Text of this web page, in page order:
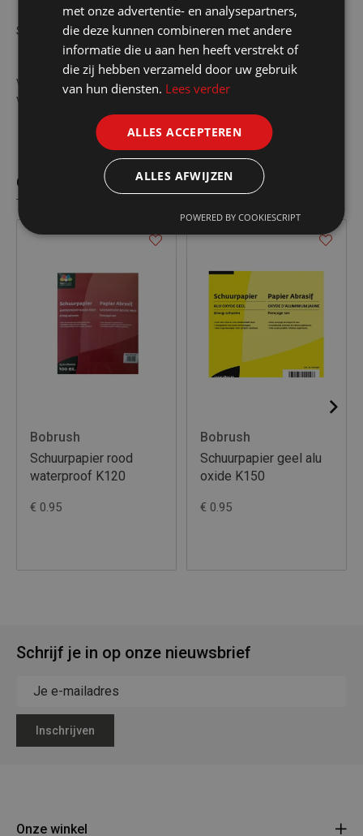
Schuurpapier geel alu oxide K40
voor het schuren van onbehandeld hout.verwijderen van oude
verf lak lagen. Zeer hoge kwaliteit. Voor het perfecte resultaat.
Gelijkaardige producten
Bobrush
Schuurpapier rood
waterproof K120
€ 0.95
Bobrush
Schuurpapier geel alu
oxide K150
€ 0.95
Schrijf je in op onze nieuwsbrief
Inschrijven
Onze winkel
met onze advertentie- en analysepartners,
die deze kunnen combineren met andere
informatie die u aan hen heeft verstrekt of
die zij hebben verzameld door uw gebruik
van hun diensten. Lees verder
ALLES ACCEPTEREN
ALLES AFWIJZEN
POWERED BY COOKIESCRIPT